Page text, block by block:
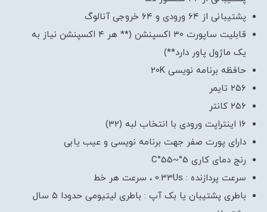
پشتیبانی از ۶۴ ورودی و ۶۴ خروجی آنالوگ
قابلیت ساپورت ۳۰ اکسپنشن (** هر ۴ اکسپنشن نیاز به
یک ماژول پاور دارد**)
حافظه برنامه نویسی 20K
۲۵۶ تایمر
۲۵۶ کانتر
۱۶ اینتراپت ورودی با انتخاب لبه (۳۲)
دارای پورت صفر جهت برنامه نویسی و عیب یابی
رنج دمای کاری 5°~55°C
سرعت پردازنده : 0.33Us ، سرعت هر خط
باطری پشتیبان یا بک آپ : باطری لیتیومی حدودا ۵ سال